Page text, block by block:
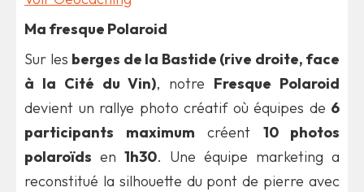
Ma fresque Polaroid
Sur les berges de la Bastide (rive droite, face
à la Cité du Vin), notre Fresque Polaroid
devient un rallye photo créatif où équipes de 6
participants maximum créent 10 photos
polaroïds en 1h30. Une équipe marketing a
reconstitué la silhouette du pont de pierre avec